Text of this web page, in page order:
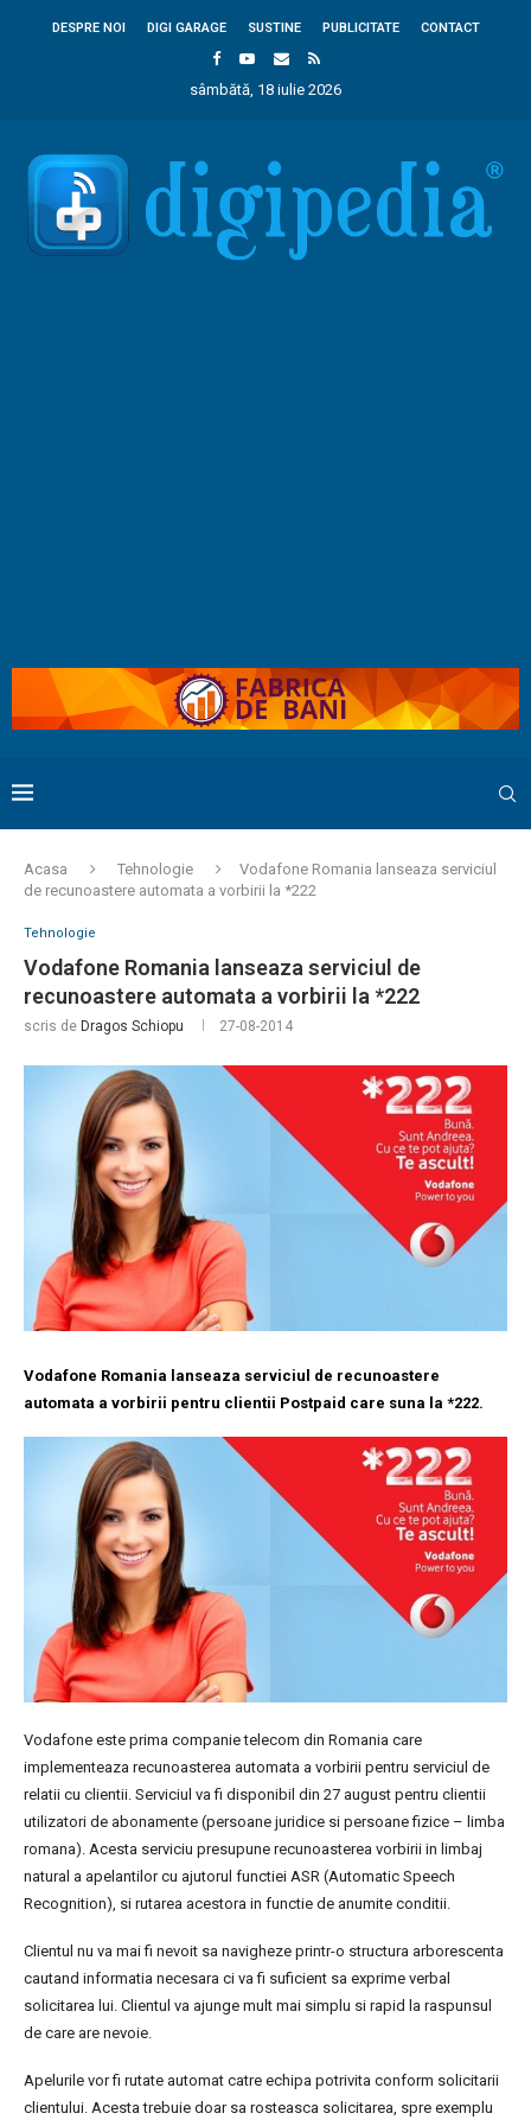
DESPRE NOI DIGI GARAGE SUSTINE PUBLICITATE CONTACT
sâmbătă, 18 iulie 2026
Acasa Tehnologie
Vodafone Romania lanseaza serviciul
de recunoastere automata a vorbirii la *222
Tehnologie
Vodafone Romania lanseaza serviciul de
recunoastere automata a vorbirii la *222
scris de Dragos Schiopu 27-08-2014
Vodafone Romania lanseaza serviciul de recunoastere
automata a vorbirii pentru clientii Postpaid care suna la *222.
Vodafone este prima companie telecom din Romania care
implementeaza recunoasterea automata a vorbirii pentru serviciul de
relatii cu clientii. Serviciul va fi disponibil din 27 august pentru clientii
utilizatori de abonamente (persoane juridice si persoane fizice – limba
romana). Acesta serviciu presupune recunoasterea vorbirii in limbaj
natural a apelantilor cu ajutorul functiei ASR (Automatic Speech
Recognition), si rutarea acestora in functie de anumite conditii.
Clientul nu va mai fi nevoit sa navigheze printr-o structura arborescenta
cautand informatia necesara ci va fi suficient sa exprime verbal
solicitarea lui. Clientul va ajunge mult mai simplu si rapid la raspunsul
de care are nevoie.
Apelurile vor fi rutate automat catre echipa potrivita conform solicitarii
clientului. Acesta trebuie doar sa rosteasca solicitarea, spre exemplu